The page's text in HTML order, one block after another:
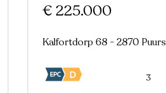
€ 225.000
Kalfortdorp 68 - 2870 Puurs
3